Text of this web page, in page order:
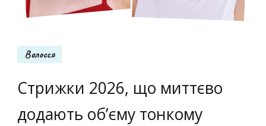
Волосся
Стрижки 2026, що миттєво
додають об’єму тонкому